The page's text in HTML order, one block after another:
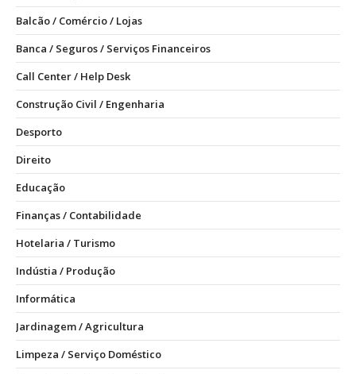
Balcão / Comércio / Lojas
Banca / Seguros / Serviços Financeiros
Call Center / Help Desk
Construção Civil / Engenharia
Desporto
Direito
Educação
Finanças / Contabilidade
Hotelaria / Turismo
Indústia / Produção
Informática
Jardinagem / Agricultura
Limpeza / Serviço Doméstico